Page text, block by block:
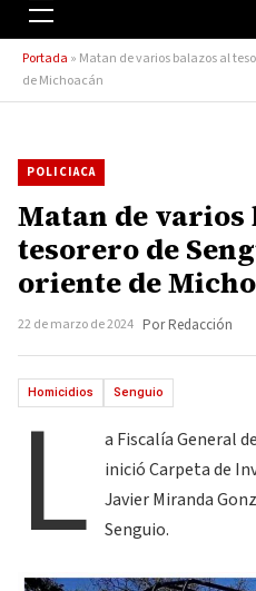
Portada » Matan de varios balazos al
de Michoacán
POLICIACA
Matan de varios
tesorero de
oriente de
22 de marzo de 2024 Por Redacción
Homicidios Senguio
L
a Fiscalía General
inició Carpeta de
Javier Miranda
Senguio.